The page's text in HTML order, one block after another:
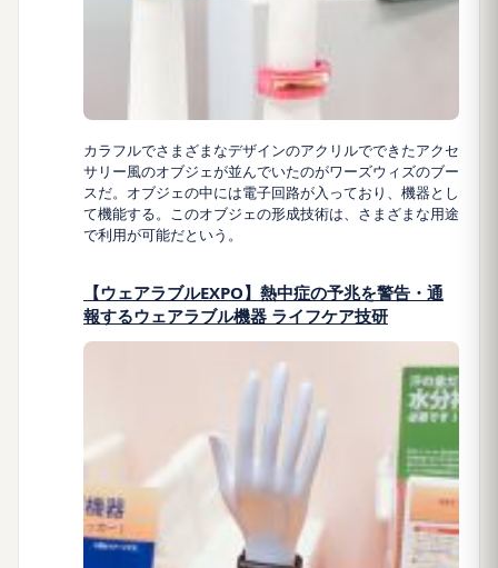
カラフルでさまざまなデザインのアクリルでできたアクセ
サリー風のオブジェが並んでいたのがワーズウィズのブー
スだ。オブジェの中には電子回路が入っており、機器とし
て機能する。このオブジェの形成技術は、さまざまな用途
で利用が可能だという。
【ウェアラブルEXPO】熱中症の予兆を警告・通
報するウェアラブル機器 ライフケア技研